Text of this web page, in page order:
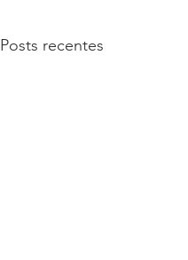
Posts recentes